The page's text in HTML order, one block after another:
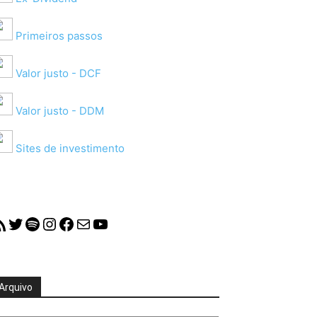
Primeiros passos
Valor justo - DCF
Valor justo - DDM
Sites de investimento
Feed
Twitter
Spotify
Instagram
Facebook
MailYouTube